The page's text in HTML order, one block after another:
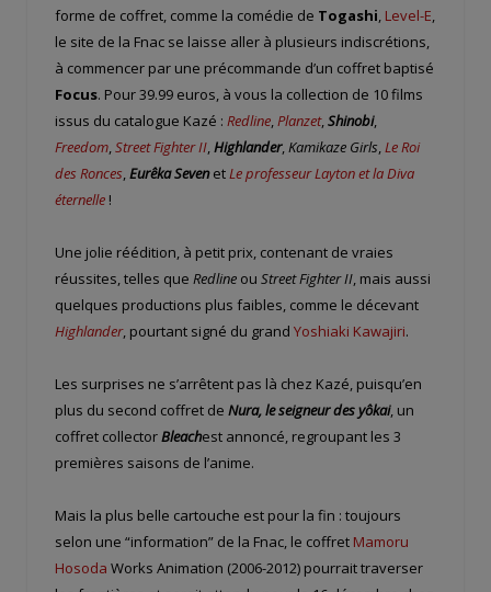
forme de coffret, comme la comédie de Togashi, Level-E,
le site de la Fnac se laisse aller à plusieurs indiscrétions,
à commencer par une précommande d’un coffret baptisé
Focus. Pour 39.99 euros, à vous la collection de 10 films
issus du catalogue Kazé : Redline,Planzet,Shinobi,
Freedom,Street Fighter II,Highlander,Kamikaze Girls,Le Roi
des Ronces,Eurêka SevenetLe professeur Layton et la Diva
éternelle !
Une jolie réédition, à petit prix, contenant de vraies
réussites, telles que Redline ou Street Fighter II, mais aussi
quelques productions plus faibles, comme le décevant
Highlander, pourtant signé du grand Yoshiaki Kawajiri.
Les surprises ne s’arrêtent pas là chez Kazé, puisqu’en
plus du second coffret de Nura, le seigneur des yôkai, un
coffret collectorBleachest annoncé, regroupant les 3
premières saisons de l’anime.
Mais la plus belle cartouche est pour la fin : toujours
selon une “information” de la Fnac, le coffret Mamoru
Hosoda Works Animation (2006-2012) pourrait traverser